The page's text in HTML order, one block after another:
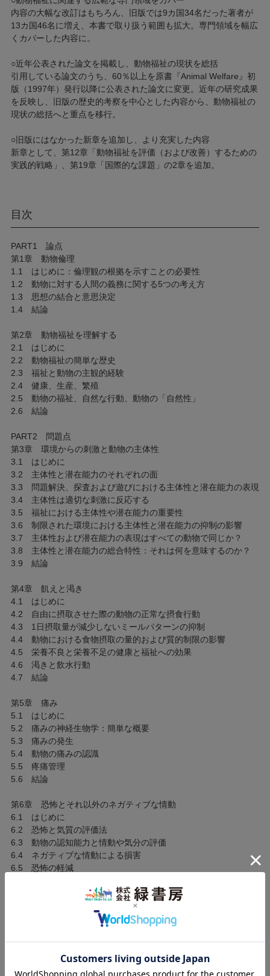
内容の大幅な改訂はもちろん、旧版では9カ国34名だった著者が
13カ国46名に増え、本書で取り扱う範囲も拡大。専門領域を幅広
くカバーした内容に。
○近年公表された論文を掲載し、動物福祉の現状を総括
引用している論文のうち、60％以上を原書『Animal Welfare』初
版（1997年）発行以降に公表された論文に変更。近年の研究成果
を反映し、旧版の歴史的考察を中心とした内容から、動物福祉の
現状の総括へと重点を移行。
○旧版にはなかった新章を追加し、より充実した内容
新章として、第12章「動物福祉を評価（および改善）するための
実践的戦略」、第19章「国際的な課題」の2章を追加。
目次
PART1 論点
第1章 動物倫理
1.1 はじめに：倫理観の根拠を示すことの必要性
1.2 動物に対する人間の義務に関する5つの考え方
1.3 思想の結合と意思決定
1.4 結論
第2章 動物福祉を理解する
2.1 はじめに
2.2 動物福祉の簡単な歴史
2.3 福祉と動物の主観的経験
2.4 健康、生産、繁殖
2.5 動物の福祉、自然な行動、動物の「自然性」
2.6 結論
PART2 問題点
第3章 環境からの刺激と動物の主体性
3.1 はじめに
3.2 主体性と潜在能力のそれぞれの面
3.3 問題解決、探査および遊びにおける主体性と潜在能力の表現
3.4 主体性は適切な刺激に反応する
3.5 福祉における主体性や潜在能力の重要性
3.6 制限された環境における主体性と潜在能力の抑制の影響
3.7 主体性および潜在能力の表現はすべての動物で同じか？
3.8 主体性と潜在能力の総合特性：それは何を意味するのか？
3.9 結論
第4章 飢えと渇き
4.1 はじめに
4.2 自由に摂取させた際の動物の正常な摂食行動
4.3 1日摂取量が減少しないミールパターンの抑制
4.4 動物における食物摂取の量的および質的制限の影響
4.5 栄養不良と栄養不足の健康と福祉への効果
4.6 渇きと飲水行動
4.7 結論
第5章 痛み
5.1 はじめに
5.2 痛みの神経生物学：簡単な概要
5.3 痛みの発生
5.4 動物の痛みの認識
5.5 疼痛管理
5.6 結論
第6章 恐怖とそれ以外のネガティブな情動
6.1 はじめに
6.2 恐怖と気質の評価法
6.3 動物の認知能力と情動や気分の評価
6.4 ネガティブな情動による損害
6.5 恐怖の軽減
7.3 欲求不満になった正常行動と動物福祉の例
7.4 刺激の少ない環境は動物を退屈させるか？
7.5 結論